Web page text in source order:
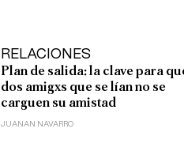
RELACIONES
Plan de salida: la clave para
dos amigxs que se lían no se
carguen su amistad
JUANAN NAVARRO